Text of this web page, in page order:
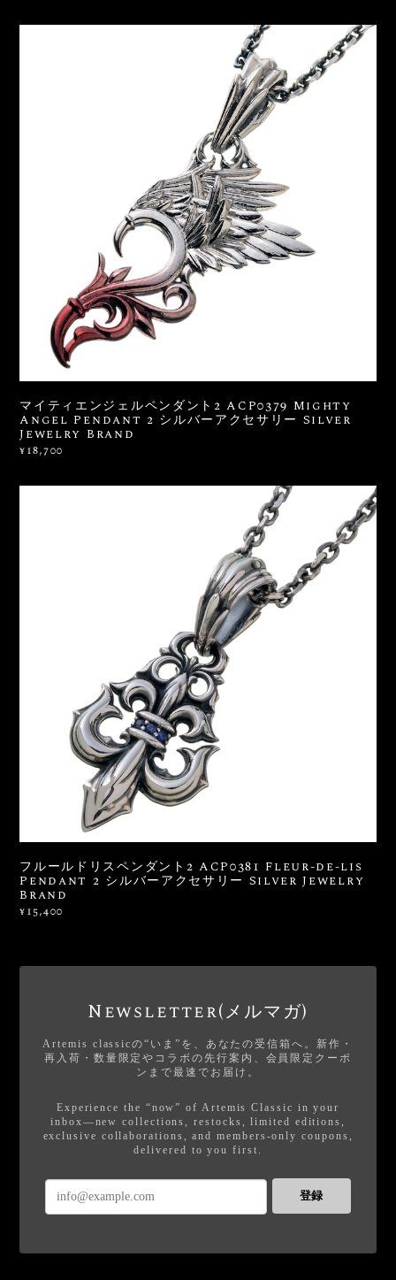
マイティエンジェルペンダント2 ACP0379 Mighty
Angel Pendant 2 シルバーアクセサリー Silver
Jewelry Brand
¥18,700
フルールドリスペンダント2 ACP0381 Fleur-de-lis
Pendant 2 シルバーアクセサリー Silver Jewelry
Brand
¥15,400
Newsletter(メルマガ)
Artemis classicの“いま”を、あなたの受信箱へ。新作・
再入荷・数量限定やコラボの先行案内、会員限定クーポ
ンまで最速でお届け。
Experience the “now” of Artemis Classic in your
inbox—new collections, restocks, limited editions,
exclusive collaborations, and members-only coupons,
delivered to you first.
登録